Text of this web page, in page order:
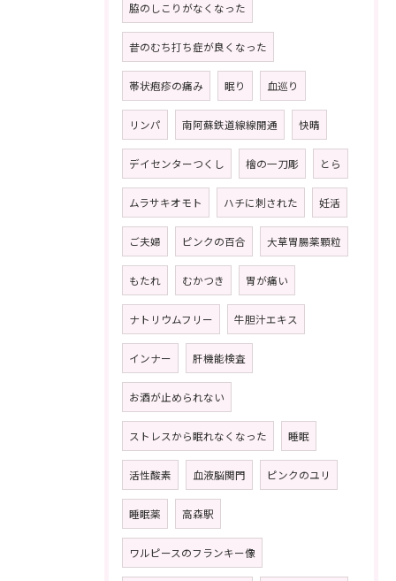
脇のしこりがなくなった
昔のむち打ち症が良くなった
帯状疱疹の痛み 眠り 血巡り
リンパ 南阿蘇鉄道線線開通 快晴
デイセンターつくし 檜の一刀彫 とら
ムラサキオモト ハチに刺された 妊活
ご夫婦 ピンクの百合 大草胃腸薬顆粒
もたれ むかつき 胃が痛い
ナトリウムフリー 牛胆汁エキス
インナー 肝機能検査
お酒が止められない
ストレスから眠れなくなった 睡眠
活性酸素 血液脳関門 ピンクのユリ
睡眠薬 高森駅
ワルピースのフランキー像